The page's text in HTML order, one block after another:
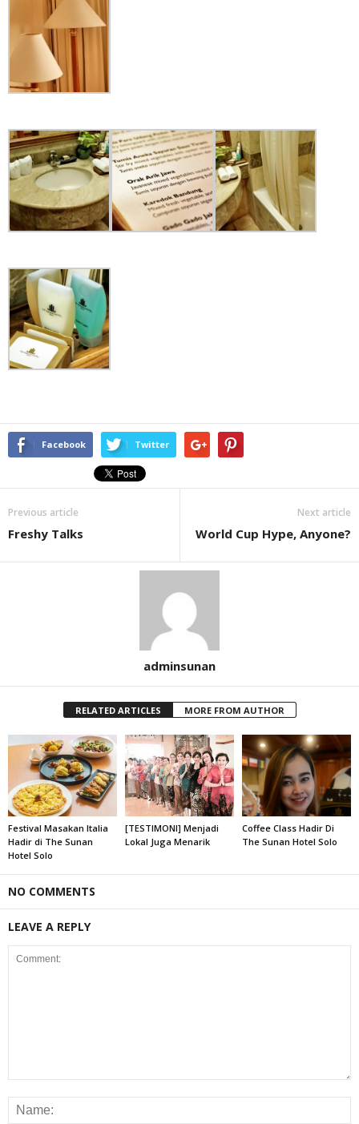
Facebook Twitter
Previous article
Freshy Talks
Next article
World Cup Hype, Anyone?
adminsunan
RELATED ARTICLES MORE FROM AUTHOR
Festival Masakan Italia
Hadir di The Sunan
Hotel Solo
[TESTIMONI] Menjadi
Lokal Juga Menarik
Coffee Class Hadir Di
The Sunan Hotel Solo
NO COMMENTS
LEAVE A REPLY